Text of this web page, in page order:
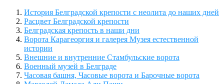
История Белградской крепости с неолита до наших дней
Расцвет Белградской крепости
Белградская крепость в наши дни
Ворота Карагеоргия и галерея Музея естественной
истории
Внешние и внутренние Стамбульские ворота
Военный музей в Белграде
Часовая башня, Часовые ворота и Барочные ворота